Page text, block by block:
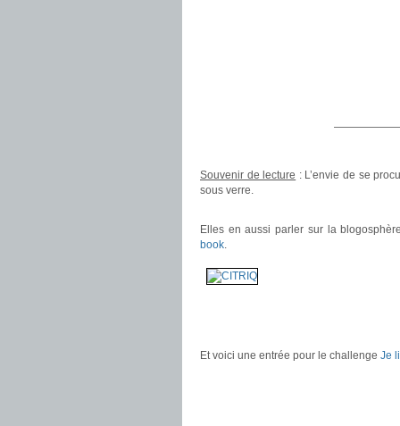
Souvenir de lecture : L’envie de se
sous verre.
Elles en aussi parler sur la
book.
Et voici une entrée pour le challenge Je